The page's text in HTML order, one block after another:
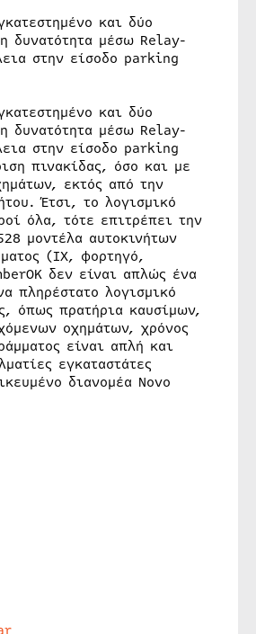
και δύο
δυνατότητα μέσω Relay-
στην είσοδο parking
και δύο
δυνατότητα μέσω Relay-
στην είσοδο parking
πινακίδας, όσο και με
εκτός από την
Έτσι, το λογισμικό
όλα, τότε επιτρέπει την
μοντέλα αυτοκινήτων
(ΙΧ, φορτηγό,
δεν είναι απλώς ένα
πληρέστατο λογισμικό
όπως πρατήρια καυσίμων,
οχημάτων, χρόνος
είναι απλή και
εγκαταστάτες
διανομέα Novo